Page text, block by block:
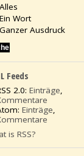
Alles
Ein Wort
Ganzer Ausdruck
Feeds
2.0:Einträge,
Einträge,
is RSS?